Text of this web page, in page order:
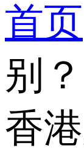
首页
别？
香